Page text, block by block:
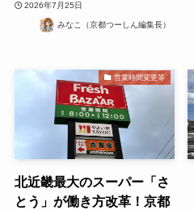
2026年7月25日
みなこ（京都つーしん編集長）
営業時間変更等
北近畿最大のスーパー「さ
とう」が働き方改革！京都